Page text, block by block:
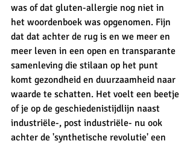
was of dat gluten-allergie nog niet in
het woordenboek was opgenomen. Fijn
dat dat achter de rug is en we meer en
meer leven in een open en transparante
samenleving die stilaan op het punt
komt gezondheid en duurzaamheid naar
waarde te schatten. Het voelt een beetje
of je op de geschiedenistijdlijn naast
industriële-, post industriële- nu ook
achter de 'synthetische revolutie' een